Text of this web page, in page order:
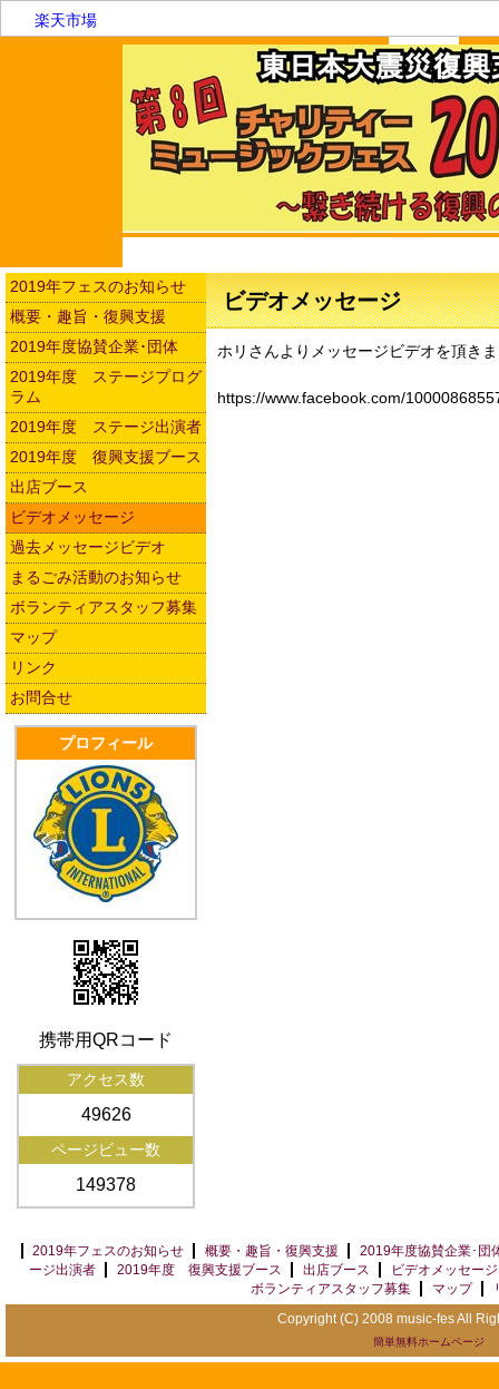
楽天市場
ビデオメッセージ
ホリさんよりメッセージビデオを頂き
https://www.facebook.com/
2019年フェスのお知らせ
概要・趣旨・復興支援
2019年度協賛企業･団体
2019年度 ステージプログ
ラム
2019年度 ステージ出演者
2019年度 復興支援ブース
出店ブース
ビデオメッセージ
過去メッセージビデオ
まるごみ活動のお知らせ
ボランティアスタッフ募集
マップ
リンク
お問合せ
プロフィール
携帯用QRコード
アクセス数
49626
ページビュー数
149378
2019年フェスのお知らせ 概要・趣旨・復興支援
2019年度協賛企業･団
ージ出演者
2019年度 復興支援ブース 出店ブース
ビデオメッセージ
ボランティアスタッフ募集
マップ
Copyright (C) 2008 music-fes All
簡単無料ホームページ